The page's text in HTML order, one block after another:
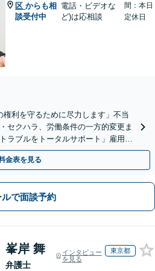
区 からも相
談受付中
電話・ビデオな
ど)は応相談
間：本日
定休日
権利を守るために尽力します」不当
セクハラ、労働条件の一方的変更ま
ラブルをトータルサポート」雇用契
クなど
金表を見る
ルで面談予約
峯岸 舞
弁護士
インタビュー
を見る
東京都